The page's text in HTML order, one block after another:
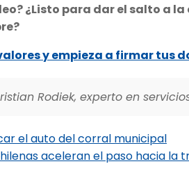
¿Listo para dar el salto a
y empieza a firmar tus
Rodiek, experto en
el auto del corral municipal
aceleran el paso hacia la